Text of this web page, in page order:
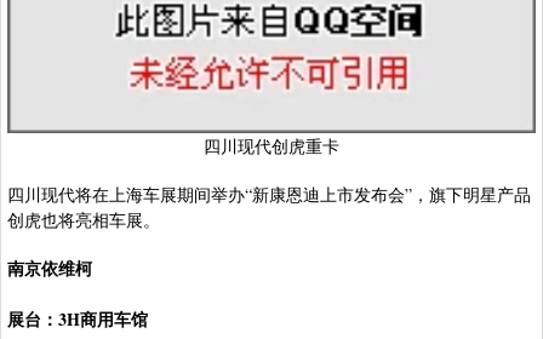
四川现代创虎重卡
四川现代将在上海车展期间举办“新康恩迪上市发布会”，旗下明星产品
创虎也将亮相车展。
南京依维柯
展台：3H商用车馆